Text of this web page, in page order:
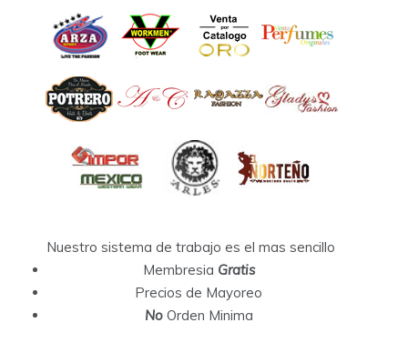
Nuestro sistema de trabajo es el mas sencillo
Membresia Gratis
Precios de Mayoreo
NoOrden Minima